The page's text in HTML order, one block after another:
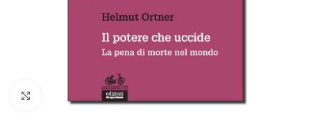
Allarga l'immagine